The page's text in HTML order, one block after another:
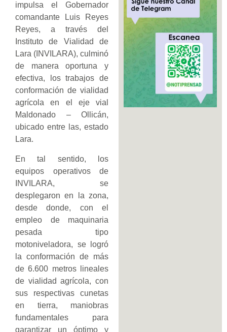
impulsa el Gobernador
comandante Luis Reyes
Reyes, a través del
Instituto de Vialidad de
Lara (INVILARA), culminó
de manera oportuna y
efectiva, los trabajos de
conformación de vialidad
agrícola en el eje vial
Maldonado – Ollicán,
ubicado entre las, estado
Lara.
En tal sentido, los
equipos operativos de
INVILARA, se
desplegaron en la zona,
desde donde, con el
empleo de maquinaria
pesada tipo
motoniveladora, se logró
la conformación de más
de 6.600 metros lineales
de vialidad agrícola, con
sus respectivas cunetas
en tierra, maniobras
fundamentales para
garantizar un óptimo y